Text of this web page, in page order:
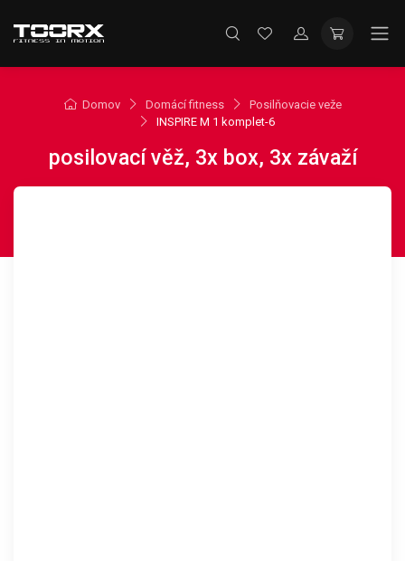
Domov Domácí fitness
Posilňovacie veže
INSPIRE M 1 komplet-6
posilovací věž, 3x box, 3x závaží